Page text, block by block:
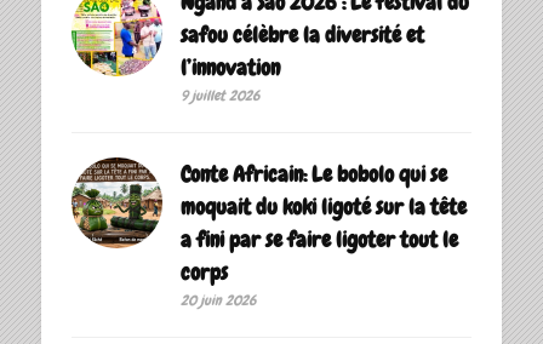
safou célèbre la diversité et
l’innovation
9 juillet 2026
Conte Africain: Le bobolo qui se
moquait du koki ligoté sur la tête
a fini par se faire ligoter tout le
corps
20 juin 2026